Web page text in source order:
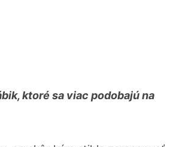
ktoré sa viac podobajú na